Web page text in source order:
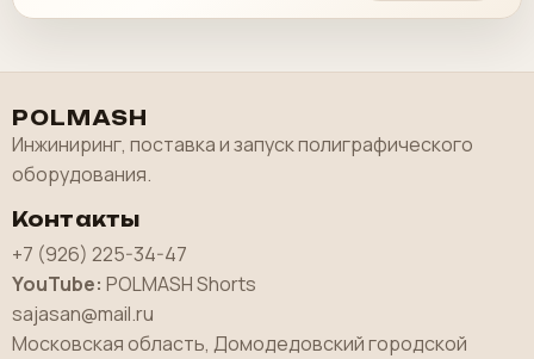
POLMASH
Инжиниринг, поставка и запуск полиграфического
оборудования.
Контакты
+7 (926) 225-34-47
YouTube: POLMASH Shorts
sajasan@mail.ru
Московская область, Домодедовский городской